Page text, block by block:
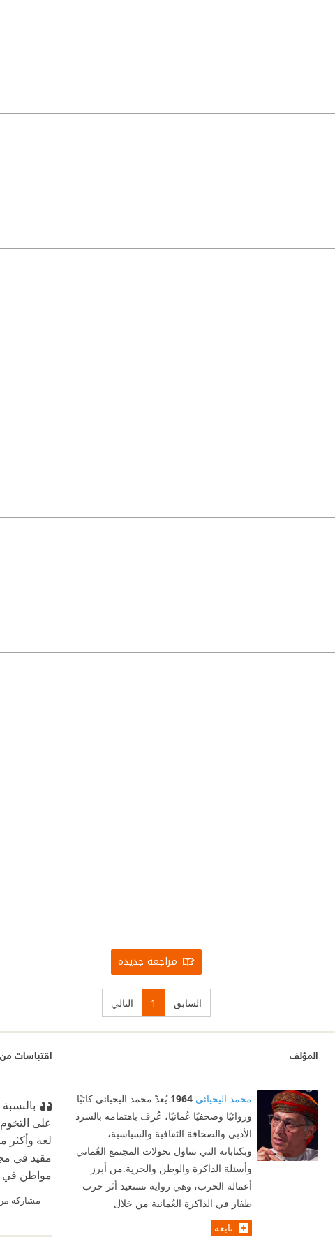
مراجعة جديدة
السابق 1 التالي
المؤلف
محمد اليحيائي 1964 يُعدّ محمد اليحيائي كاتبًا
وروائيًا وصحفيًا عُمانيًا، عُرف باهتمامه بالسرد
الأدبي والصحافة الثقافية والسياسية،
وبكتاباته التي تتناول تحولات المجتمع العُماني
وأسئلة الذاكرة والوطن والحرية.من أبرز
أعماله الحرب، وهي رواية تستعيد أثر حرب
ظفار في الذاكرة العُمانية من خلال
تابعه
اقتباسات
على
لغة وأكثر
مقيد في
مواطن في
مشاركة